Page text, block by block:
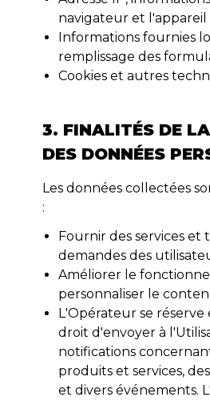
navigateur et l'appareil
Informations fournies
remplissage des
Cookies et autres
3. FINALITÉS DE
DES DONNÉES
Les données collectées
:
Fournir des services et
demandes des
Améliorer le
personnaliser le
L'Opérateur se
droit d'envoyer à
notifications
produits et services,
et divers événements.